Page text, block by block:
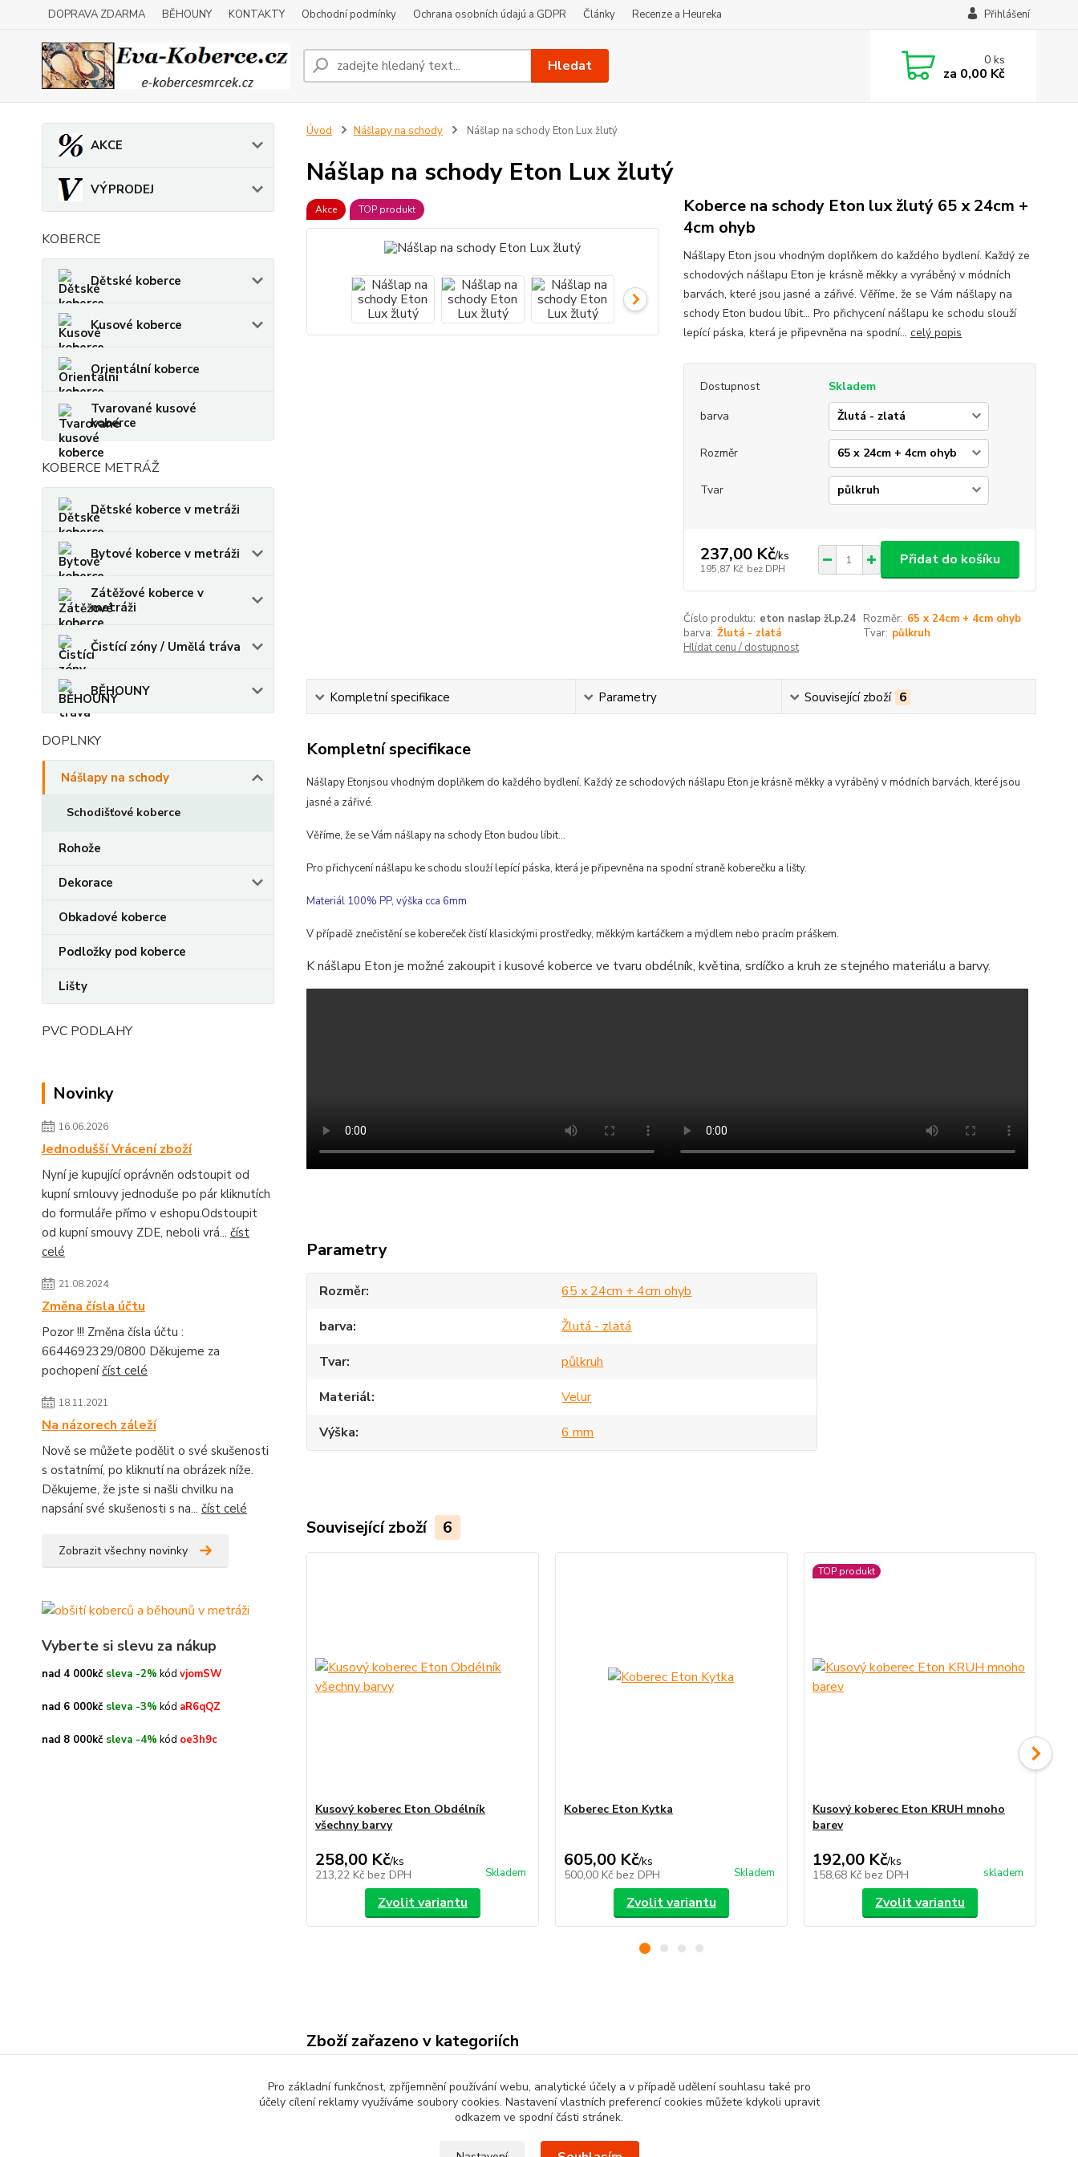
DOPRAVA ZDARMA BĚHOUNY KONTAKTY Obchodní podmínky Ochrana osobních údajú a GDPR Články Recenze a Heureka Přihlášení
Hledat 0ks
za 0,00 Kč
AKCE
VÝPRODEJ
KOBERCE
Dětské koberce
Kusové koberce
Orientální koberce
Tvarované kusové
koberce
KOBERCE METRÁŽ
Dětské koberce v metráži
Bytové koberce v metráži
Zátěžové koberce v
metráži
Čistící zóny / Umělá tráva
BĚHOUNY
DOPLNKY
Nášlapy na schody
Schodišťové koberce
Rohože
Dekorace
Obkadové koberce
Podložky pod koberce
Lišty
PVC PODLAHY
Novinky
16.06.2026
Jednodušší Vrácení zboží
Nyní je kupující oprávněn odstoupit od
kupní smlouvy jednoduše po pár kliknutích
do formuláře přímo v eshopu.Odstoupit
od kupní smouvy ZDE, neboli vrá... číst
celé
21.08.2024
Změna čísla účtu
Pozor !!! Změna čísla účtu :
6644692329/0800 Děkujeme za
pochopeníčíst celé
18.11.2021
Na názorech záleží
Nově se můžete podělit o své skušenosti
s ostatnímí, po kliknutí na obrázek níže.
Děkujeme, že jste si našli chvilku na
napsání své skušenosti s na... číst celé
Zobrazit všechny novinky
Vyberte si slevu za nákup
nad 4 000kč sleva -2% kód vjomSW
nad 6 000kč sleva -3% kód aR6qQZ
nad 8 000kč sleva -4% kód oe3h9c
Úvod Nášlapy na schody Nášlap na schody Eton Lux žlutý
Nášlap na schody Eton Lux žlutý
Akce TOP produkt
Koberce na schody Eton lux žlutý 65 x 24cm +
4cm ohyb
Nášlapy Eton jsou vhodným doplňkem do každého bydlení. Každý ze
schodových nášlapu Eton je krásně měkky a vyráběný v módních
barvách, které jsou jasné a zářivé. Věříme, že se Vám nášlapy na
schody Eton budou líbit... Pro přichycení nášlapu ke schodu slouží
lepící páska, která je připevněna na spodní... celý popis
Dostupnost
Skladem
barva
Rozměr
Tvar
237,00 Kč/ks
195,87 Kč bez DPH
Přidat do košíku
Číslo produktu: eton naslap žl.p.24 Rozměr: 65 x 24cm + 4cm ohyb
barva: Žlutá - zlatá Tvar: půlkruh
Hlídat cenu / dostupnost
Kompletní specifikace Parametry Související zboží 6
Kompletní specifikace
Nášlapy Etonjsou vhodným doplňkem do každého bydlení. Každý ze schodových nášlapu Eton je krásně měkky a vyráběný v módních barvách, kteréjsou
jasné a zářivé.
Věříme, že se Vám nášlapy na schody Eton budou líbit...
Pro přichycení nášlapu ke schodu slouží lepící páska, která je připevněna na spodní straně koberečku a lišty.
Materiál 100% PP, výška cca 6mm
V případě znečistění se kobereček čistí klasickými prostředky, měkkým kartáčkem a mýdlem nebo pracím práškem.
K nášlapu Eton je možné zakoupit i kusové koberce ve tvaru obdélník, květina, srdíčko a kruh ze stejného materiálu a barvy.
Parametry
Rozměr
65 x 24cm + 4cm ohyb
barva
Žlutá - zlatá
Tvar
půlkruh
Materiál
Velur
Výška
6 mm
Související zboží 6
Kusový koberec Eton Obdélník
všechny barvy
258,00 Kč/ks
213,22 Kč bez DPH Skladem
Zvolit variantu
Koberec Eton Kytka
605,00 Kč/ks
500,00 Kč bez DPH Skladem
Zvolit variantu
TOP produkt
Kusový koberec Eton KRUH mnoho
barev
192,00 Kč/ks
158,68 Kč bez DPH skladem
Zvolit variantu
Zboží zařazeno v kategoriích
Pro základní funkčnost, zpříjemnění používání webu, analytické účely a v případě udělení souhlasu také pro
účely cílení reklamy využíváme soubory cookies. Nastavení vlastních preferencí cookies můžete kdykoli upravit
odkazem ve spodní části stránek.